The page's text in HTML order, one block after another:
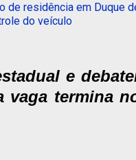
de residência em Duque
do veículo
e
vaga termina